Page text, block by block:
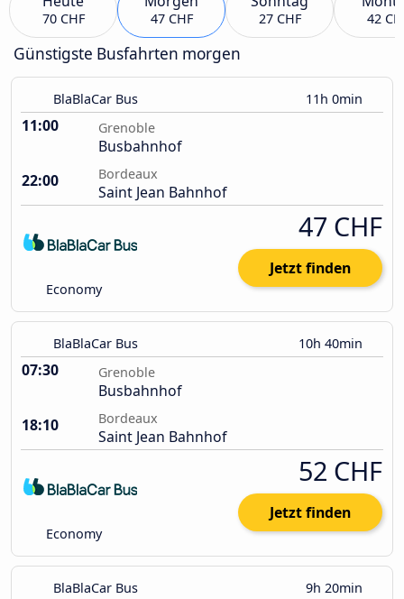
70 CHF 47 CHF 27 CHF 42
Günstigste Busfahrten morgen
BlaBlaCar Bus 11h 0min
11:00 Grenoble
Busbahnhof
22:00
Bordeaux
Saint Jean Bahnhof
Economy
47 CHF
Jetzt finden
BlaBlaCar Bus 10h 40min
07:30 Grenoble
Busbahnhof
18:10
Bordeaux
Saint Jean Bahnhof
Economy
52 CHF
Jetzt finden
BlaBlaCar Bus 9h 20min